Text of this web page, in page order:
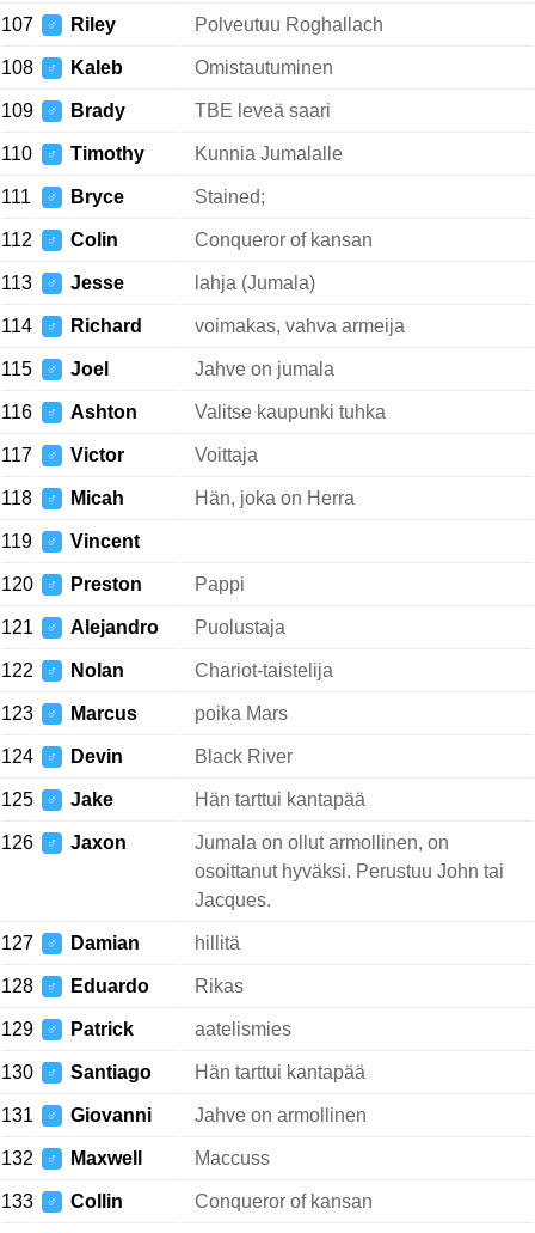
107 ♂ Riley Polveutuu Roghallach
108 ♂ Kaleb Omistautuminen
109 ♂ Brady TBE leveä saari
110 ♂ Timothy Kunnia Jumalalle
111 ♂ Bryce Stained;
112 ♂ Colin Conqueror of kansan
113 ♂ Jesse lahja (Jumala)
114 ♂ Richard voimakas, vahva armeija
115 ♂ Joel Jahve on jumala
116 ♂ Ashton Valitse kaupunki tuhka
117 ♂ Victor Voittaja
118 ♂ Micah Hän, joka on Herra
119 ♂ Vincent
120 ♂ Preston Pappi
121 ♂ Alejandro Puolustaja
122 ♂ Nolan Chariot-taistelija
123 ♂ Marcus poika Mars
124 ♂ Devin Black River
125 ♂ Jake Hän tarttui kantapää
126 ♂ Jaxon
Jumala on ollut armollinen, on
osoittanut hyväksi. Perustuu John tai
Jacques.
127 ♂ Damian hillitä
128 ♂ Eduardo Rikas
129 ♂ Patrick aatelismies
130 ♂ Santiago Hän tarttui kantapää
131 ♂ Giovanni Jahve on armollinen
132 ♂ Maxwell Maccuss
133 ♂ Collin Conqueror of kansan